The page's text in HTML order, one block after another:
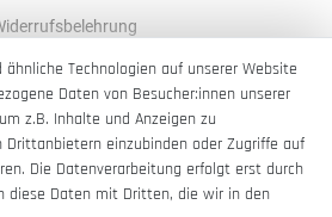
AGB
Impressum
Technologien auf unserer Website
Daten von Besucher:innen unserer
z.B. Inhalte und Anzeigen zu
Drittanbietern einzubinden oder Zugriffe auf
Die Datenverarbeitung erfolgt erst durch
diese Daten mit Dritten, die wir in den